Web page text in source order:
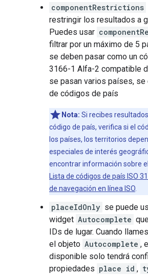
componentRestrictions
restringir los resultados a
Puedes usar
filtrar por un máximo de 5
se deben pasar como un
3166-1 Alfa-2 compatible
se pasan varios países,
de códigos de país
Nota: Si recibes
código de país, verifica si el
los países, los territorios
especiales de interés
encontrar información sobre
Lista de códigos de país ISO
de navegación en línea ISO
placeIdOnly se puede
widget Autocomplete
IDs de lugar. Cuando
el objeto Autocomplete ,
disponible solo tendrá
propiedades place id ,